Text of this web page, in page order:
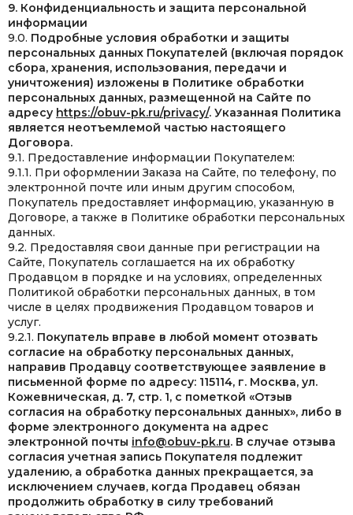
9. Конфиденциальность и защита персональной
информации
9.0. Подробные условия обработки и защиты
персональных данных Покупателей (включая порядок
сбора, хранения, использования, передачи и
уничтожения) изложены в Политике обработки
персональных данных, размещенной на Сайте по
адресу https://obuv-pk.ru/privacy/. Указанная Политика
является неотъемлемой частью настоящего
Договора.
9.1. Предоставление информации Покупателем:
9.1.1. При оформлении Заказа на Сайте, по телефону, по
электронной почте или иным другим способом,
Покупатель предоставляет информацию, указанную в
Договоре, а также в Политике обработки персональных
данных.
9.2. Предоставляя свои данные при регистрации на
Сайте, Покупатель соглашается на их обработку
Продавцом в порядке и на условиях, определенных
Политикой обработки персональных данных, в том
числе в целях продвижения Продавцом товаров и
услуг.
9.2.1. Покупатель вправе в любой момент отозвать
согласие на обработку персональных данных,
направив Продавцу соответствующее заявление в
письменной форме по адресу: 115114, г. Москва, ул.
Кожевническая, д. 7, стр. 1, с пометкой «Отзыв
согласия на обработку персональных данных», либо в
форме электронного документа на адрес
электронной почты info@obuv-pk.ru. В случае отзыва
согласия учетная запись Покупателя подлежит
удалению, а обработка данных прекращается, за
исключением случаев, когда Продавец обязан
продолжить обработку в силу требований